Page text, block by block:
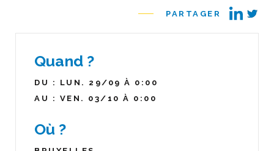
PARTAGER
Quand ?
DU : LUN. 29/09 À 0:00
AU : VEN. 03/10 À 0:00
Où ?